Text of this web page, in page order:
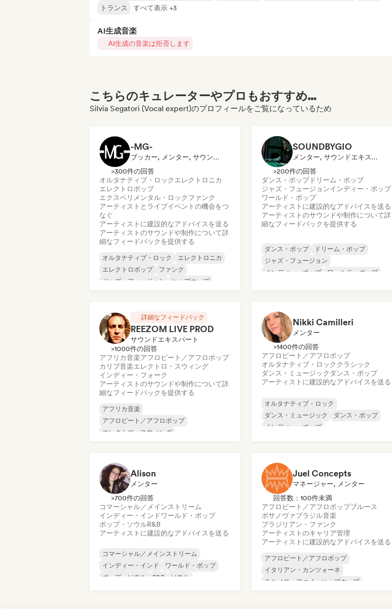
トランス
すべて表示 +3
AI生成音楽
AI生成の音楽は拒否します
こちらのキュレーターやプロもおすすめ...
Silvia Segatori (Vocal expert)のプロフィールをご覧になっているため
-MG-
ブッカー, メンター, サウンドエキスパート
>300件の回答
オルタナティブ・ロックエレクトロニカ
エレクトロポップ
エクスペリメンタル・ロックファンク
アーティストとライブイベントの機会をつ
なぐ
アーティストに建設的なアドバイスを送る
アーティストのサウンドや制作について詳
細なフィードバックを提供する
オルタナティブ・ロック
エレクトロニカ
エレクトロポップ
ファンク
ジャズ・フュージョン
ヒップホップ
SOUNDBYGIO
メンター, サウンドエキスパート
>200件の回答
ダンス・ポップドリーム・ポップ
ジャズ・フュージョンインディー・ポップ
ワールド・ポップ
アーティストに建設的なアドバイスを送る
アーティストのサウンドや制作について詳
細なフィードバックを提供する
ダンス・ポップ
ドリーム・ポップ
ジャズ・フュージョン
インディー・ポップ
ワールド・ポップ
詳細なフィードバック
REEZOM LIVE PROD
サウンドエキスパート
>1000件の回答
アフリカ音楽アフロビート／アフロポップ
カリブ音楽エレクトロ・スウィング
インディー・フォーク
アーティストのサウンドや制作について詳
細なフィードバックを提供する
アフリカ音楽
アフロビート／アフロポップ
エレクトロ・スウィング
ポップ・ソウル
Nikki Camilleri
メンター
>1400件の回答
アフロビート／アフロポップ
オルタナティブ・ロッククラシック
ダンス・ミュージック ダンス・ポップ
アーティストに建設的なアドバイスを送る
オルタナティブ・ロック
ダンス・ミュージック
ダンス・ポップ
インディー・ポップ
モダン・ジャズ
ネオ／モダン・クラシック
Alison
メンター
>700件の回答
コマーシャル／メインストリーム
インディー・インド ワールド・ポップ
ポップ・ソウルR&B
アーティストに建設的なアドバイスを送る
コマーシャル／メインストリーム
インディー・インド
ワールド・ポップ
ポップ・ソウル
R&B
ソウル
Juel Concepts
マネージャー, メンター
回答数：100件未満
アフロビート／アフロポップブルース
ボサノヴァブラジル音楽
ブラジリアン・ファンク
アーティストのキャリア管理
アーティストに建設的なアドバイスを送る
アフロビート／アフロポップ
イタリアン・カンツォーネ
チル／ローファイ・ヒップホップ